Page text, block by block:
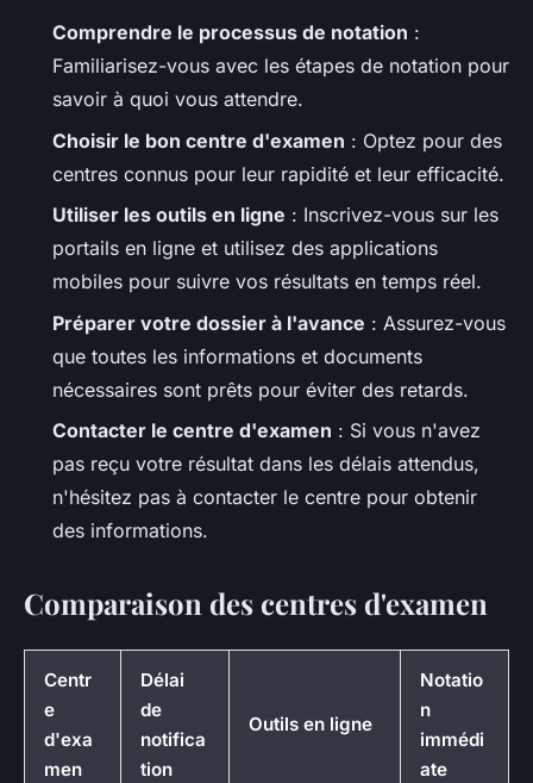
Comprendre le processus de notation :
Familiarisez-vous avec les étapes de notation pour
savoir à quoi vous attendre.
Choisir le bon centre d'examen : Optez pour des
centres connus pour leur rapidité et leur efficacité.
Utiliser les outils en ligne : Inscrivez-vous sur les
portails en ligne et utilisez des applications
mobiles pour suivre vos résultats en temps réel.
Préparer votre dossier à l'avance : Assurez-vous
que toutes les informations et documents
nécessaires sont prêts pour éviter des retards.
Contacter le centre d'examen : Si vous n'avez
pas reçu votre résultat dans les délais attendus,
n'hésitez pas à contacter le centre pour obtenir
des informations.
Comparaison des centres d'examen
Centr
e
d'exa
men
Délai
de
notifica
tion
Outils en ligne
Notatio
n
immédi
ate